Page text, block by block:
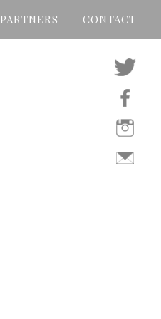
PARTNERS CONTACT